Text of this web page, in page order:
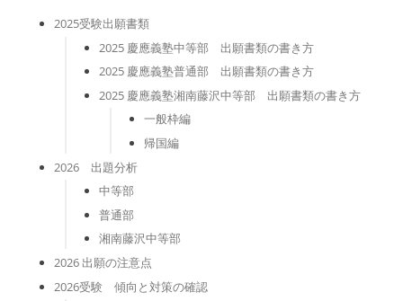
2025受験出願書類
2025 慶應義塾中等部 出願書類の書き方
2025 慶應義塾普通部 出願書類の書き方
2025 慶應義塾湘南藤沢中等部 出願書類の書き方
一般枠編
帰国編
2026 出題分析
中等部
普通部
湘南藤沢中等部
2026 出願の注意点
2026受験 傾向と対策の確認